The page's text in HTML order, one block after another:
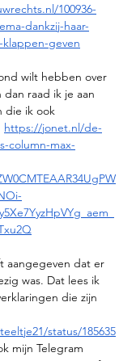
100936-
dankzij-haar-
geven
wilt hebben over
raad ik je aan
die ik ook
https://jonet.nl/de-
column-max-
aangegeven dat er
was. Dat lees ik
die zijn
status/185635
mijn Telegram